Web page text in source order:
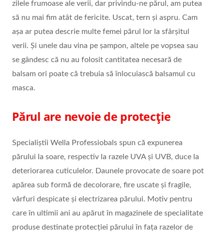
zilele frumoase ale verii, dar privindu-ne părul, am putea
să nu mai fim atât de fericite. Uscat, tern și aspru. Cam
așa ar putea descrie multe femei părul lor la sfârșitul
verii. Și unele dau vina pe șampon, altele pe vopsea sau
se gândesc că nu au folosit cantitatea necesară de
balsam ori poate că trebuia să înlocuiască balsamul cu
masca.
Părul are nevoie de protecție
Specialiștii Wella Professiobals spun că expunerea
părului la soare, respectiv la razele UVA și UVB, duce la
deteriorarea cuticulelor. Daunele provocate de soare pot
apărea sub formă de decolorare, fire uscate și fragile,
vârfuri despicate și electrizarea părului. Motiv pentru
care în ultimii ani au apărut în magazinele de specialitate
produse destinate protecției părului în fața razelor de